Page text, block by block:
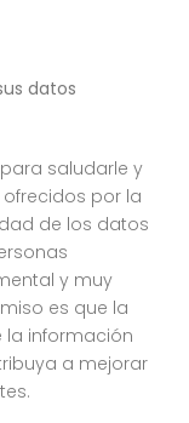
datos
saludarle y
por la
de los datos
y muy
es que la
información
a mejorar